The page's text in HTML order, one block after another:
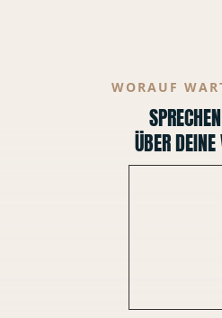
WORAUF
ÜBER